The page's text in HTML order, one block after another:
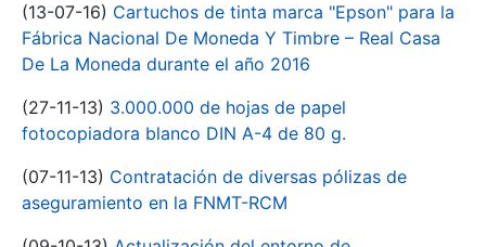
(13-07-16) Cartuchos de tinta marca "Epson" para la
Fábrica Nacional De Moneda Y Timbre – Real Casa
De La Moneda durante el año 2016
(27-11-13) 3.000.000 de hojas de papel
fotocopiadora blanco DIN A-4 de 80 g.
(07-11-13) Contratación de diversas pólizas de
aseguramiento en la FNMT-RCM